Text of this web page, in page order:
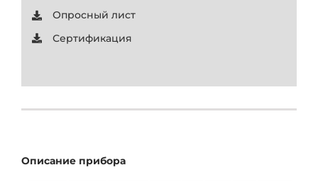
Опросный лист
Сертификация
Описание прибора